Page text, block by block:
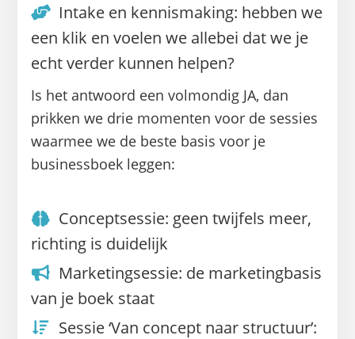
Intake en kennismaking: hebben we
een klik en voelen we allebei dat we je
echt verder kunnen helpen?
Is het antwoord een volmondig JA, dan
prikken we drie momenten voor de sessies
waarmee we de beste basis voor je
businessboek leggen:
Conceptsessie: geen twijfels meer,
richting is duidelijk
Marketingsessie: de marketingbasis
van je boek staat
Sessie ‘Van concept naar structuur’: